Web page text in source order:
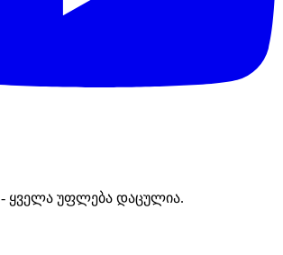
- ყველა უფლება დაცულია.